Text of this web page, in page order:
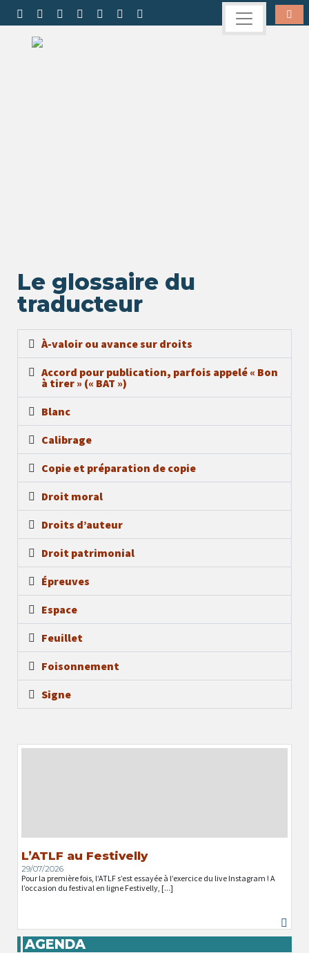
Le glossaire du
traducteur
À-valoir ou avance sur droits
Accord pour publication, parfois appelé « Bon
à tirer » (« BAT »)
Blanc
Calibrage
Copie et préparation de copie
Droit moral
Droits d’auteur
Droit patrimonial
Épreuves
Espace
Feuillet
Foisonnement
Signe
L’ATLF au Festivelly
29/07/2026
Pour la première fois, l’ATLF s’est essayée à l’exercice du live Instagram ! A
l’occasion du festival en ligne Festivelly, [...]
AGENDA